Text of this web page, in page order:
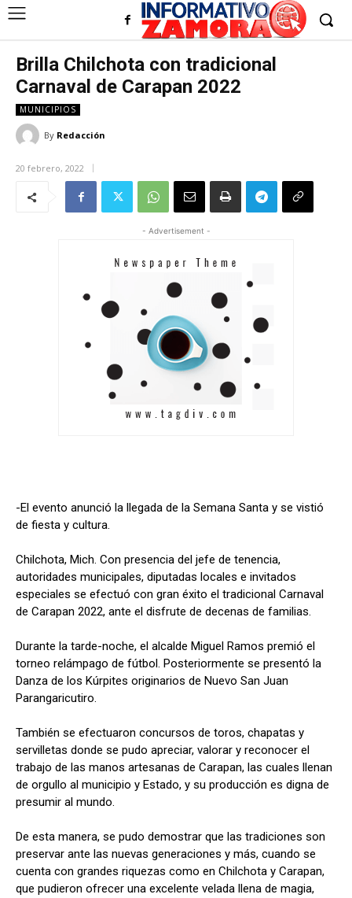
Brilla Chilchota con tradicional
Carnaval de Carapan 2022
MUNICIPIOS
By Redacción
20 febrero, 2022
- Advertisement -
-El evento anunció la llegada de la Semana Santa y se vistió
de fiesta y cultura.
Chilchota, Mich. Con presencia del jefe de tenencia,
autoridades municipales, diputadas locales e invitados
especiales se efectuó con gran éxito el tradicional Carnaval
de Carapan 2022, ante el disfrute de decenas de familias.
Durante la tarde-noche, el alcalde Miguel Ramos premió el
torneo relámpago de fútbol. Posteriormente se presentó la
Danza de los Kúrpites originarios de Nuevo San Juan
Parangaricutiro.
También se efectuaron concursos de toros, chapatas y
servilletas donde se pudo apreciar, valorar y reconocer el
trabajo de las manos artesanas de Carapan, las cuales llenan
de orgullo al municipio y Estado, y su producción es digna de
presumir al mundo.
De esta manera, se pudo demostrar que las tradiciones son
preservar ante las nuevas generaciones y más, cuando se
cuenta con grandes riquezas como en Chilchota y Carapan,
que pudieron ofrecer una excelente velada llena de magia,